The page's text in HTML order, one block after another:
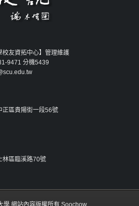
校友資拓中心】管理維護
9471 分機5439
正區貴陽街一段56號
林區臨溪路70號
網站內容版權所有 Soochow